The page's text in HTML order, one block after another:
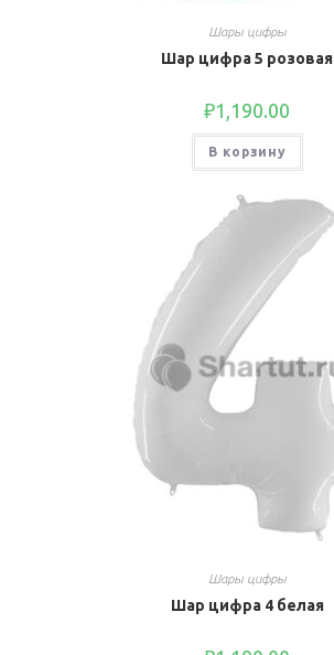
Шары цифры
Шар цифра 5 розовая
₽1,190.00
В корзину
Шары цифры
Шар цифра 4 белая